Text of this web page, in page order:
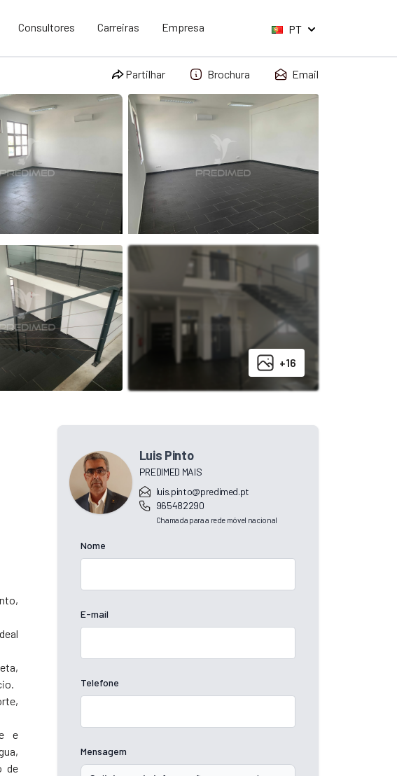
Consultores Carreiras Empresa PT
Partilhar Brochura Email
+16
e
de
Luis Pinto
PREDIMED MAIS
luis.pinto@predimed.pt
965482290
Chamada para a rede móvel nacional
Nome
E-mail
Telefone
Mensagem